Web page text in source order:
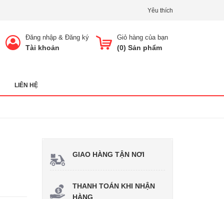
Yêu thích
Giỏ hàng của bạn
(0) Sản phẩm
Đăng nhập & Đăng ký
Tài khoản
LIÊN HỆ
GIAO HÀNG TẬN NƠI
THANH TOÁN KHI NHẬN
HÀNG